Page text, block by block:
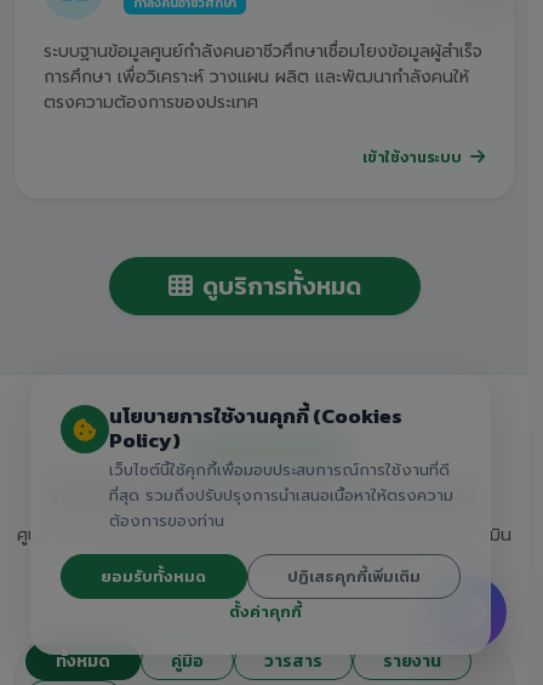
ระบบฐานข้อมูลศูนย์กำลังคนอาชีวศึกษาเชื่อมโยงข้อมูลผู้สำเร็จ
การศึกษา เพื่อวิเคราะห์ วางแผน ผลิต และพัฒนากำลังคนให้
ตรงความต้องการของประเทศ
เข้าใช้งานระบบ
ดูบริการทั้งหมด
ชั้นหนังสืออิเล็กทรอนิกส์ E-Book
ศูนย์รวมคู่มือการเรียนการสอน วารสารวิชาการ และรายงานการประเมิน
ตนเองของวิทยาลัยสำหรับครูและนักเรียน
ทั้งหมด คู่มือ วารสาร รายงาน
นโยบายการใช้งานคุกกี้ (Cookies
Policy)
เว็บไซต์นี้ใช้คุกกี้เพื่อมอบประสบการณ์การใช้งานที่ดี
ที่สุด รวมถึงปรับปรุงการนำเสนอเนื้อหาให้ตรงความ
ต้องการของท่าน
ยอมรับทั้งหมด
ปฏิเสธคุกกี้เพิ่มเติม
ตั้งค่าคุกกี้